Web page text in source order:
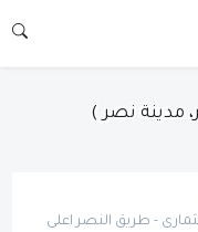
مدينة نصر )
- طريق النصر اعلى